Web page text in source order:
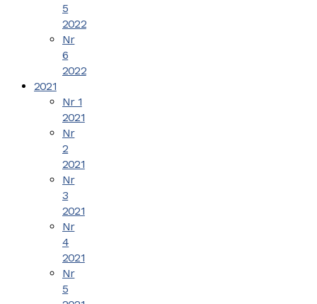
5
2022
Nr
6
2022
2021
Nr 1
2021
Nr
2
2021
Nr
3
2021
Nr
4
2021
Nr
5